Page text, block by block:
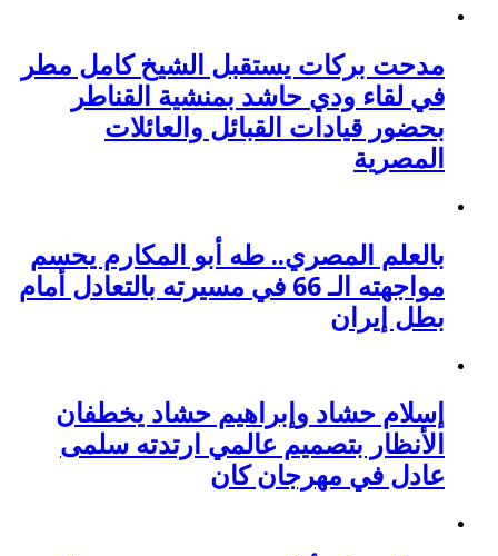
مدحت بركات يستقبل الشيخ كامل مطر
في لقاء ودي حاشد بمنشية القناطر
بحضور قيادات القبائل والعائلات
المصرية
بالعلم المصري.. طه أبو المكارم يحسم
مواجهته الـ 66 في مسيرته بالتعادل أمام
بطل إيران
إسلام حشاد وإبراهيم حشاد يخطفان
الأنظار بتصميم عالمي ارتدته سلمى
عادل في مهرجان كان